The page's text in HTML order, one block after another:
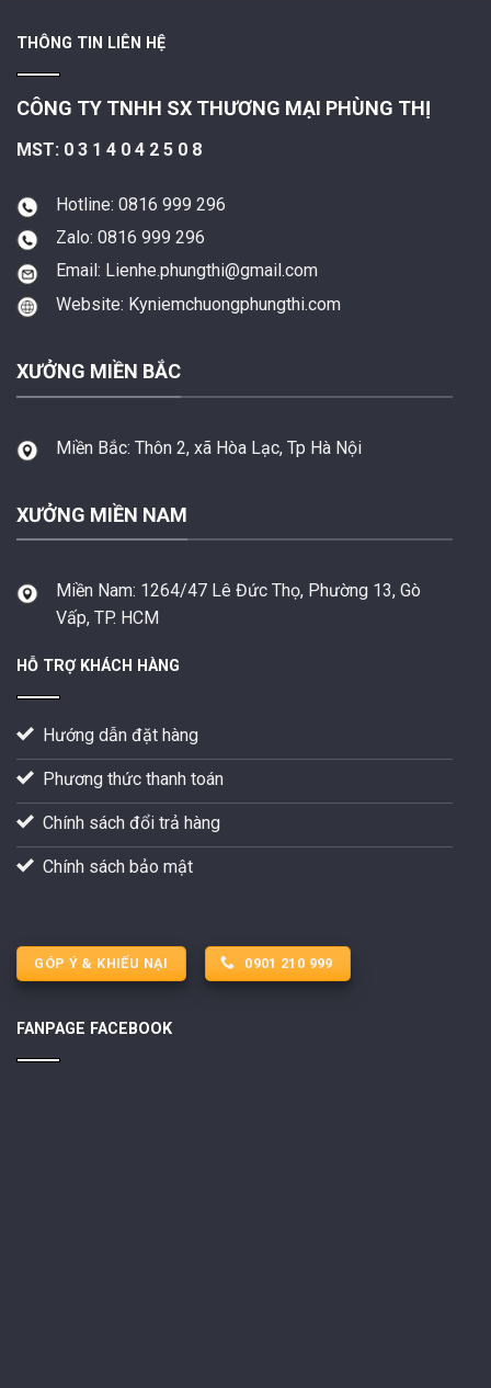
THÔNG TIN LIÊN HỆ
CÔNG TY TNHH SX THƯƠNG MẠI PHÙNG THỊ
MST: 0 3 1 4 0 4 2 5 0 8
Hotline: 0816 999 296
Zalo: 0816 999 296
Email: Lienhe.phungthi@gmail.com
Website: Kyniemchuongphungthi.com
XƯỞNG MIỀN BẮC
Miền Bắc: Thôn 2, xã Hòa Lạc, Tp Hà Nội
XƯỞNG MIỀN NAM
Miền Nam: 1264/47 Lê Đức Thọ, Phường 13, Gò
Vấp, TP. HCM
HỖ TRỢ KHÁCH HÀNG
Hướng dẫn đặt hàng
Phương thức thanh toán
Chính sách đổi trả hàng
Chính sách bảo mật
GÓP Ý & KHIẾU NẠI 0901 210 999
FANPAGE FACEBOOK